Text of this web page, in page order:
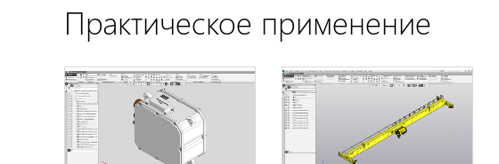
Практическое применение